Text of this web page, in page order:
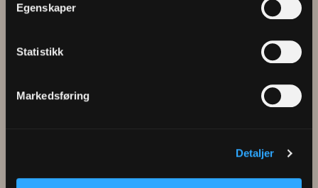
Egenskaper
Statistikk
Markedsføring
Detaljer